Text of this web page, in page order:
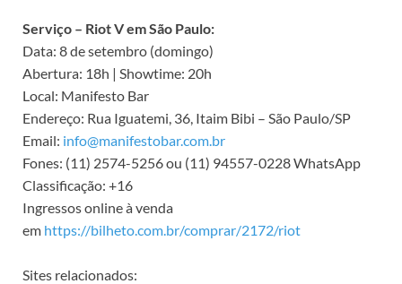
Serviço – Riot V em São Paulo:
Data: 8 de setembro (domingo)
Abertura: 18h | Showtime: 20h
Local: Manifesto Bar
Endereço: Rua Iguatemi, 36, Itaim Bibi – São Paulo/SP
Email: info@manifestobar.com.br
Fones: (11) 2574-5256 ou (11) 94557-0228 WhatsApp
Classificação: +16
Ingressos online à venda
em https://bilheto.com.br/comprar/2172/riot
Sites relacionados: